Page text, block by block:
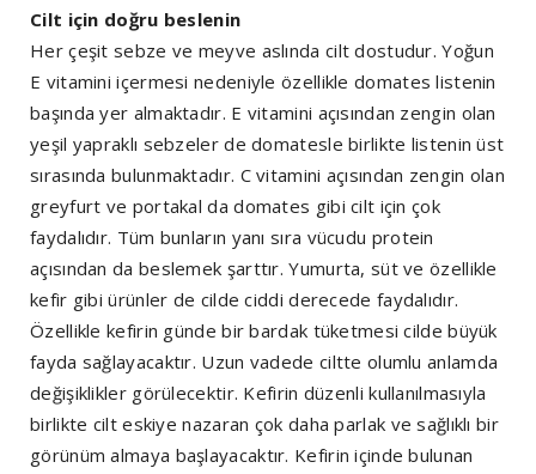
Cilt için doğru beslenin
Her çeşit sebze ve meyve aslında cilt dostudur. Yoğun
E vitamini içermesi nedeniyle özellikle domates listenin
başında yer almaktadır. E vitamini açısından zengin olan
yeşil yapraklı sebzeler de domatesle birlikte listenin üst
sırasında bulunmaktadır. C vitamini açısından zengin olan
greyfurt ve portakal da domates gibi cilt için çok
faydalıdır. Tüm bunların yanı sıra vücudu protein
açısından da beslemek şarttır. Yumurta, süt ve özellikle
kefir gibi ürünler de cilde ciddi derecede faydalıdır.
Özellikle kefirin günde bir bardak tüketmesi cilde büyük
fayda sağlayacaktır. Uzun vadede ciltte olumlu anlamda
değişiklikler görülecektir. Kefirin düzenli kullanılmasıyla
birlikte cilt eskiye nazaran çok daha parlak ve sağlıklı bir
görünüm almaya başlayacaktır. Kefirin içinde bulunan